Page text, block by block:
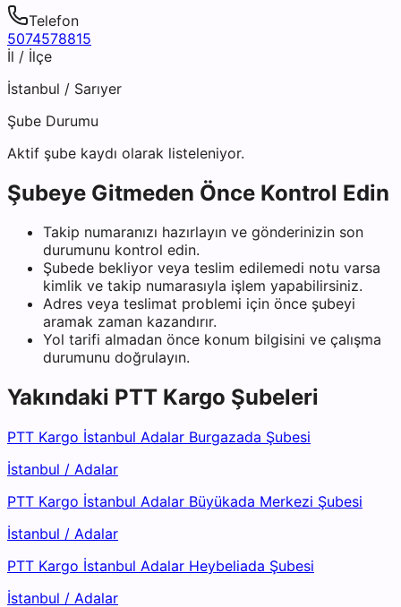
Telefon
5074578815
İl / İlçe
İstanbul / Sarıyer
Şube Durumu
Aktif şube kaydı olarak listeleniyor.
Şubeye Gitmeden Önce Kontrol Edin
Takip numaranızı hazırlayın ve gönderinizin son
durumunu kontrol edin.
Şubede bekliyor veya teslim edilemedi notu varsa
kimlik ve takip numarasıyla işlem yapabilirsiniz.
Adres veya teslimat problemi için önce şubeyi
aramak zaman kazandırır.
Yol tarifi almadan önce konum bilgisini ve çalışma
durumunu doğrulayın.
Yakındaki PTT Kargo Şubeleri
PTT Kargo İstanbul Adalar Burgazada Şubesi
İstanbul / Adalar
PTT Kargo İstanbul Adalar Büyükada Merkezi Şubesi
İstanbul / Adalar
PTT Kargo İstanbul Adalar Heybeliada Şubesi
İstanbul / Adalar